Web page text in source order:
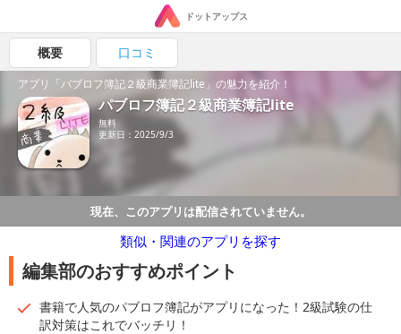
ドットアップス
概要 口コミ
アプリ「パブロフ簿記２級商業簿記lite」の魅力を紹介！
パブロフ簿記２級商業簿記lite
無料
更新日：2025/9/3
現在、このアプリは配信されていません。
類似・関連のアプリを探す
編集部のおすすめポイント
書籍で人気のパブロフ簿記がアプリになった！2級試験の仕
訳対策はこれでバッチリ！